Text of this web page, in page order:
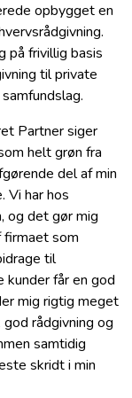
opbygget en
på frivillig basis
til private
Partner siger
helt grøn fra
del af min
Vi har hos
det gør mig
som
til
kunder får en god
mig rigtig meget
rådgivning og
samtidig
skridt i min